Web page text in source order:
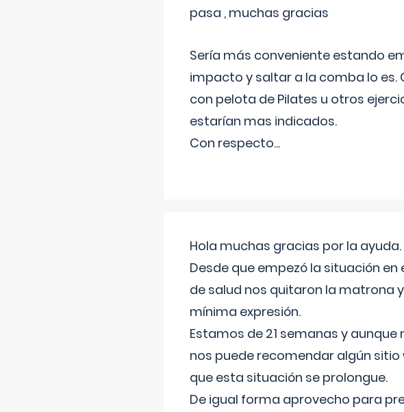
pasa , muchas gracias
Sería más conveniente estando
impacto y saltar a la comba lo es.
con pelota de Pilates u otros
estarían mas indicados.
Con respecto...
Hola muchas gracias por la ayuda.
Desde que empezó la situación
de salud nos quitaron la matrona
mínima expresión.
Estamos de 21 semanas y
nos puede recomendar algún
que esta situación se prolongue.
De igual forma aprovecho para